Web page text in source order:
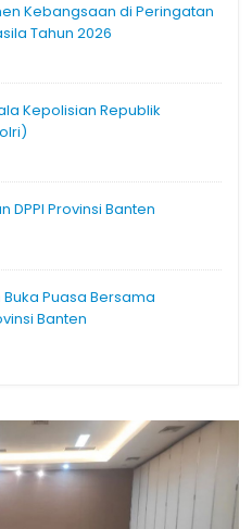
Kebangsaan di Peringatan
Tahun 2026
Kepolisian Republik
DPPI Provinsi Banten
Puasa Bersama
Banten